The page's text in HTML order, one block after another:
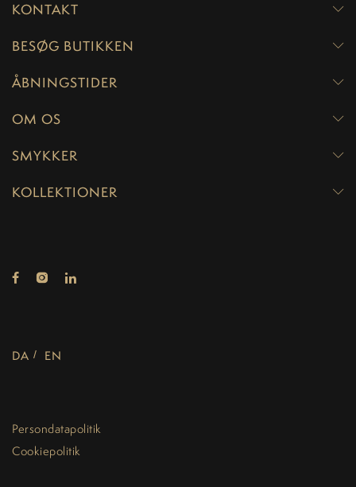
KONTAKT
BESØG BUTIKKEN
ÅBNINGSTIDER
OM OS
SMYKKER
KOLLEKTIONER
DA EN
Persondatapolitik
Cookiepolitik